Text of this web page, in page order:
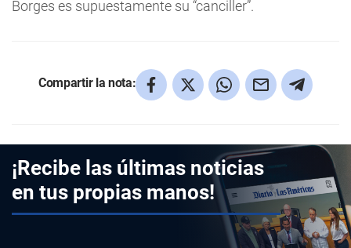
Borges es supuestamente su “canciller”.
Compartir la nota:
¡Recibe las últimas noticias
en tus propias manos!